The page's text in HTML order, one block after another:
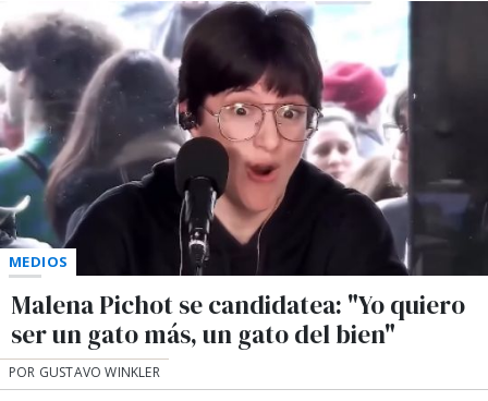
MEDIOS
Malena Pichot se candidatea: "Yo quiero
ser un gato más, un gato del bien"
POR GUSTAVO WINKLER